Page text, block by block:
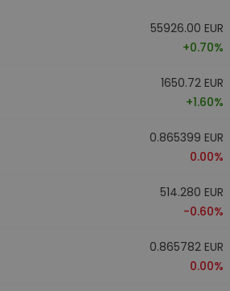
55926.00 EUR
+0.70%
1650.72 EUR
+1.60%
0.865399 EUR
0.00%
514.280 EUR
-0.60%
0.865782 EUR
0.00%